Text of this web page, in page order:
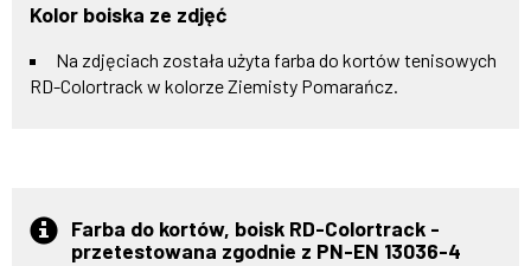
Kolor boiska ze zdjęć
Na zdjęciach została użyta farba do kortów tenisowych
RD-Colortrack w kolorze Ziemisty Pomarańcz.
Farba do kortów, boisk RD-Colortrack -
przetestowana zgodnie z PN-EN 13036-4